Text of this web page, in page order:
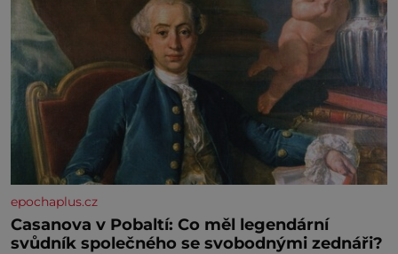
epochaplus.cz
Casanova v Pobaltí: Co měl legendární
svůdník společného se svobodnými zednáři?